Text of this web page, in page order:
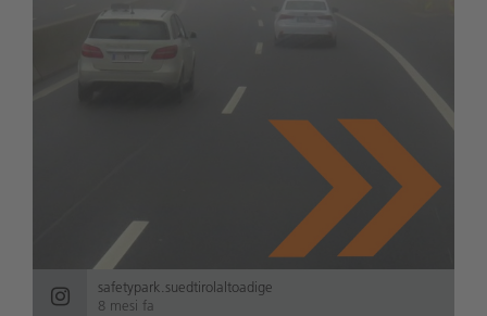
safetypark.suedtirolaltoadige
8 mesi fa